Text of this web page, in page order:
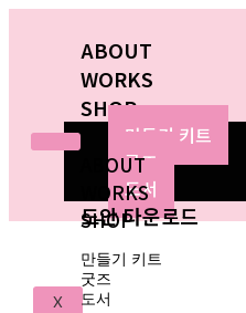
ABOUT
WORKS
SHOP
만들기 키트
굿즈
도서
도안 다운로드
X
ABOUT
WORKS
SHOP
만들기 키트
굿즈
도서